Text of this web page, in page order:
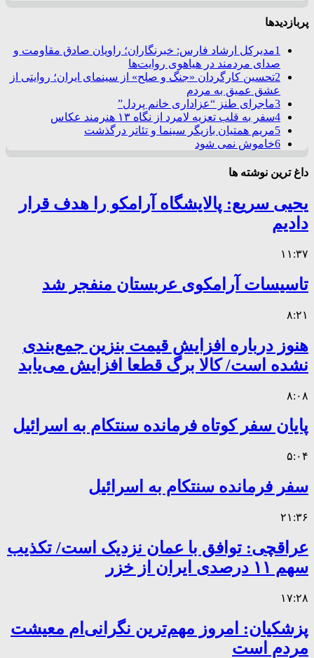
پربازدیدها
1مدیرکل ارشاد فارس: خبرنگاران؛ راویان صادق مقاومت و
صدای مردمند در هیاهوی روایت‌ها
2تحسین کارگردان «جنگ و صلح» از سینمای ایران؛ روایتی از
عشق عمیق به مردم
3ماجرای طنز “عزاداری خانم پردل”
4سفر به قلب تعزیه لامرد از نگاه ۱۳ هنرمند عکاس
5مریم همتیان بازیگر سینما و تئاتر درگذشت
6خاموش نمی شود
داغ ترین نوشته ها
یحیی سریع: پالایشگاه آرامکو را هدف قرار
دادیم
۱۱:۳۷
تاسیسات آرامکوی عربستان منفجر شد
۸:۲۱
هنوز درباره افزایش قیمت بنزین جمع‌بندی
نشده است/ کالا برگ قطعا افزایش می‌یابد
۸:۰۸
پایان سفر کوتاه فرمانده سنتکام به اسرائیل
۵:۰۴
سفر فرمانده سنتکام به اسرائیل
۲۱:۳۶
عراقچی: توافق با عمان نزدیک است/ تکذیب
سهم ۱۱ درصدی ایران از خزر
۱۷:۲۸
پزشکیان: امروز مهم‌ترین نگرانی‌ام معیشت
مردم است